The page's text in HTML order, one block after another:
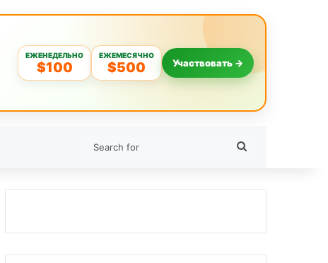
ЕЖЕНЕДЕЛЬНО
$100
ЕЖЕМЕСЯЧНО
$500 Участвовать →